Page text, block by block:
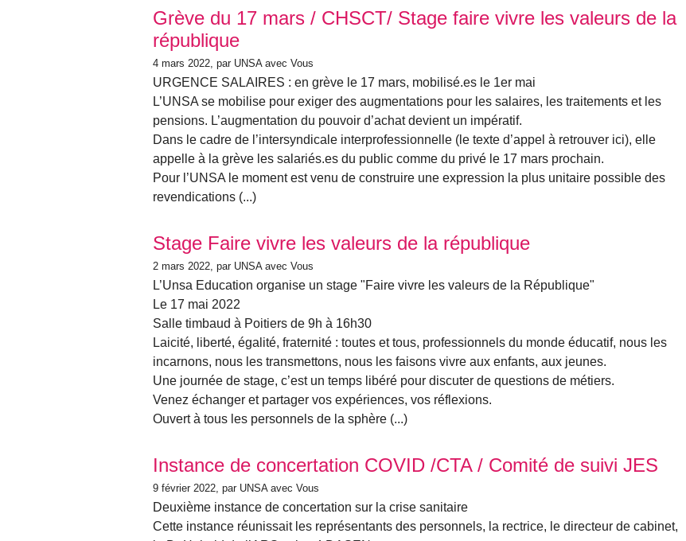
Grève du 17 mars / CHSCT/ Stage faire vivre les valeurs de la
république
4 mars 2022 , par UNSA avec Vous
URGENCE SALAIRES : en grève le 17 mars, mobilisé.es le 1er mai
L’UNSA se mobilise pour exiger des augmentations pour les salaires, les traitements et les
pensions. L’augmentation du pouvoir d’achat devient un impératif.
Dans le cadre de l’intersyndicale interprofessionnelle (le texte d’appel à retrouver ici), elle
appelle à la grève les salariés.es du public comme du privé le 17 mars prochain.
Pour l’UNSA le moment est venu de construire une expression la plus unitaire possible des
revendications (...)
Stage Faire vivre les valeurs de la république
2 mars 2022 , par UNSA avec Vous
L’Unsa Education organise un stage "Faire vivre les valeurs de la République"
Le 17 mai 2022
Salle timbaud à Poitiers de 9h à 16h30
Laicité, liberté, égalité, fraternité : toutes et tous, professionnels du monde éducatif, nous les
incarnons, nous les transmettons, nous les faisons vivre aux enfants, aux jeunes.
Une journée de stage, c’est un temps libéré pour discuter de questions de métiers.
Venez échanger et partager vos expériences, vos réflexions.
Ouvert à tous les personnels de la sphère (...)
Instance de concertation COVID /CTA / Comité de suivi JES
9 février 2022 , par UNSA avec Vous
Deuxième instance de concertation sur la crise sanitaire
Cette instance réunissait les représentants des personnels, la rectrice, le directeur de cabinet,